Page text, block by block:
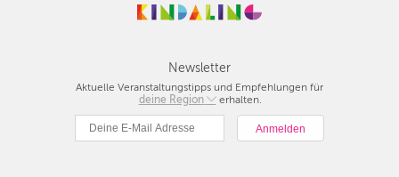
Newsletter
Aktuelle Veranstaltungstipps und Empfehlungen für
deine Region
Berlin
München
Hamburg
erhalten.